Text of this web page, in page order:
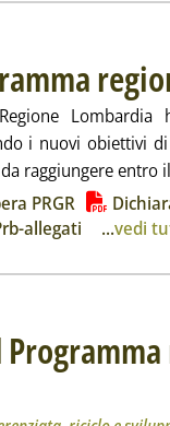
Lombardia
i nuovi obiettivi
raggiungere entro
PRGR
allegati ...vedi
raccolta differenziata, riciclo